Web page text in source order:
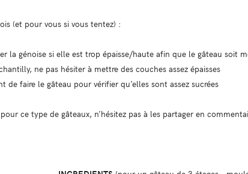
(et pour vous si vous tentez) :
la génoise si elle est trop épaisse/haute afin que le gâteau soit
ne pas hésiter à mettre des couches assez épaisses
de faire le gâteau pour vérifier qu’elles sont assez sucrées
ce type de gâteaux, n’hésitez pas à les partager en